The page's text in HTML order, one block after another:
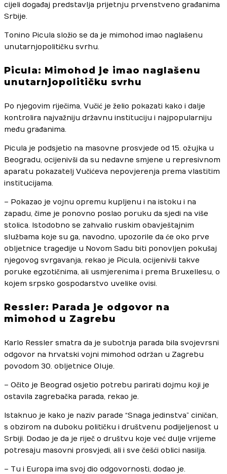
cijeli događaj predstavlja prijetnju prvenstveno građanima
Srbije.
Tonino Picula složio se da je mimohod imao naglašenu
unutarnjopolitičku svrhu.
Picula: Mimohod je imao naglašenu
unutarnjopolitičku svrhu
Po njegovim riječima, Vučić je želio pokazati kako i dalje
kontrolira najvažniju državnu instituciju i najpopularniju
među građanima.
Picula je podsjetio na masovne prosvjede od 15. ožujka u
Beogradu, ocijenivši da su nedavne smjene u represivnom
aparatu pokazatelj Vučićeva nepovjerenja prema vlastitim
institucijama.
– Pokazao je vojnu opremu kupljenu i na istoku i na
zapadu, čime je ponovno poslao poruku da sjedi na više
stolica. Istodobno se zahvalio ruskim obavještajnim
službama koje su ga, navodno, upozorile da će oko prve
obljetnice tragedije u Novom Sadu biti ponovljen pokušaj
njegovog svrgavanja, rekao je Picula, ocijenivši takve
poruke egzotičnima, ali usmjerenima i prema Bruxellesu, o
kojem srpsko gospodarstvo uvelike ovisi.
Ressler: Parada je odgovor na
mimohod u Zagrebu
Karlo Ressler smatra da je subotnja parada bila svojevrsni
odgovor na hrvatski vojni mimohod održan u Zagrebu
povodom 30. obljetnice Oluje.
– Očito je Beograd osjetio potrebu parirati dojmu koji je
ostavila zagrebačka parada, rekao je.
Istaknuo je kako je naziv parade “Snaga jedinstva” ciničan,
s obzirom na duboku političku i društvenu podijeljenost u
Srbiji. Dodao je da je riječ o društvu koje već dulje vrijeme
potresaju masovni prosvjedi, ali i sve češći oblici nasilja.
– Tu i Europa ima svoj dio odgovornosti, dodao je.